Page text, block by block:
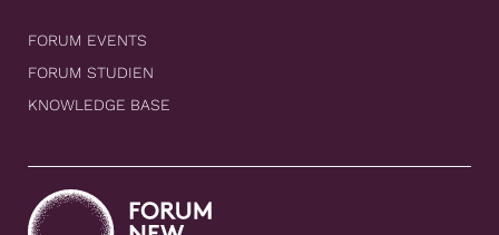
FORUM EVENTS
FORUM STUDIEN
KNOWLEDGE BASE